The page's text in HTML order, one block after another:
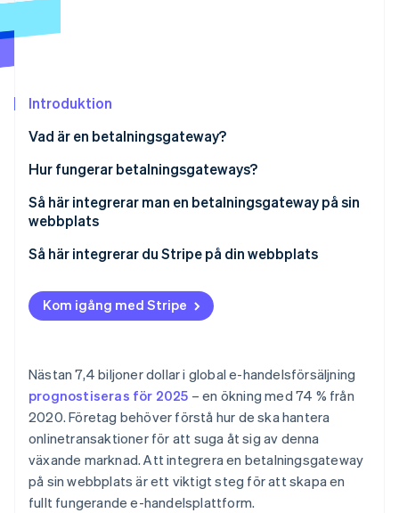
Identitetsverifiering online
Titta nu
Introduktion
Vad är en betalningsgateway?
Hur fungerar betalningsgateways?
Så här integrerar man en betalningsgateway på sin
webbplats
1. Välj en betalningsgateway
2. Skapa ett handlarkonto
3. Skaffa API -nycklar
5. Testa betalningsgatewayen
6. Lansera:
Så här integrerar du Stripe på din webbplats
1. Skapa ett Stripe-konto
2. Skaffa API -nycklar
4. Integrera Stripe på din webbplats
5. Konfigurera en slutpunkt på serversidan
6. Samla in betalningsuppgifter på klientsidan
7. Skicka betalningsinformation till din server
Kom igång med Stripe
Nästan 7,4 biljoner dollar i global e-handelsförsäljning
prognostiseras för 2025 – en ökning med 74 % från
2020. Företag behöver förstå hur de ska hantera
onlinetransaktioner för att suga åt sig av denna
växande marknad. Att integrera en betalningsgateway
på sin webbplats är ett viktigt steg för att skapa en
fullt fungerande e-handelsplattform.